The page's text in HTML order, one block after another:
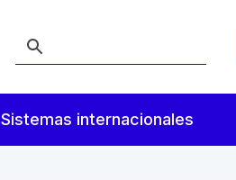
Sistemas internacionales